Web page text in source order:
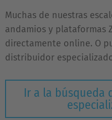
Muchas de nuestras
andamios y plataformas
directamente online. O
distribuidor especializado
Ir a la búsqueda